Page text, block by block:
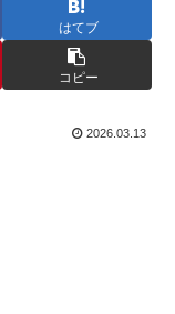
はてブ
コピー
2026.03.13